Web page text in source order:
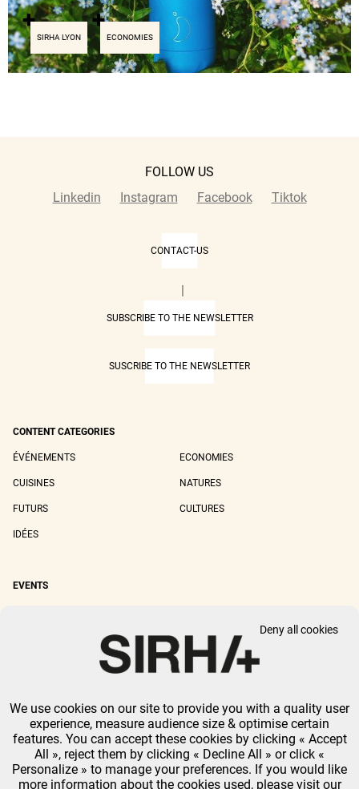
SIRHA LYON ECONOMIES
FOLLOW US
Linkedin
Instagram Facebook Tiktok
CONTACT-US
|
SUBSCRIBE TO THE NEWSLETTER
SUSCRIBE TO THE NEWSLETTER
CONTENT CATEGORIES
ÉVÉNEMENTS ECONOMIES
CUISINES NATURES
FUTURS CULTURES
IDÉES
EVENTS
SIRHA WORLD PASTRY CUP
LEGAL NOTICE PRIVACY POLICY GTU-COOKIES MANAGEMENT
GL EVENTS ALL RIGHTS RESERVED.
We use cookies on our site to provide you with a quality user
experience, measure audience size & optimise certain
features. You can accept these cookies by clicking « Accept
All », reject them by clicking « Decline All » or click «
Personalize » to manage your preferences. If you would like
more information about the cookies used, please visit our
Deny all cookies